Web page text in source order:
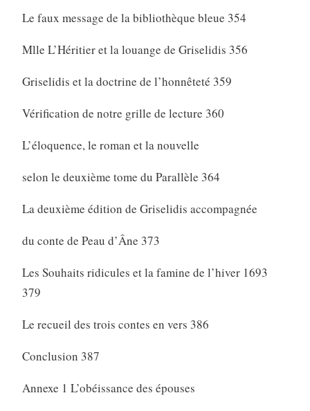
Le faux message de la bibliothèque bleue 354
Mlle L’Héritier et la louange de Griselidis 356
Griselidis et la doctrine de l’honnêteté 359
Vérification de notre grille de lecture 360
L’éloquence, le roman et la nouvelle
selon le deuxième tome du Parallèle 364
La deuxième édition de Griselidis accompagnée
du conte de Peau d’Âne 373
Les Souhaits ridicules et la famine de l’hiver 1693
379
Le recueil des trois contes en vers 386
Conclusion 387
Annexe 1 L’obéissance des épouses